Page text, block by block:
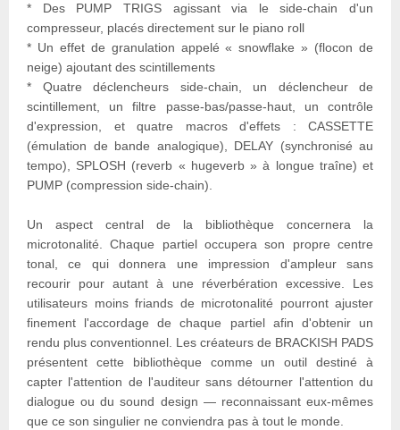
* Des PUMP TRIGS agissant via le side-chain d'un
compresseur, placés directement sur le piano roll
* Un effet de granulation appelé « snowflake » (flocon de
neige) ajoutant des scintillements
* Quatre déclencheurs side-chain, un déclencheur de
scintillement, un filtre passe-bas/passe-haut, un contrôle
d'expression, et quatre macros d'effets : CASSETTE
(émulation de bande analogique), DELAY (synchronisé au
tempo), SPLOSH (reverb « hugeverb » à longue traîne) et
PUMP (compression side-chain).
Un aspect central de la bibliothèque concernera la
microtonalité. Chaque partiel occupera son propre centre
tonal, ce qui donnera une impression d'ampleur sans
recourir pour autant à une réverbération excessive. Les
utilisateurs moins friands de microtonalité pourront ajuster
finement l'accordage de chaque partiel afin d'obtenir un
rendu plus conventionnel. Les créateurs de BRACKISH PADS
présentent cette bibliothèque comme un outil destiné à
capter l'attention de l'auditeur sans détourner l'attention du
dialogue ou du sound design — reconnaissant eux-mêmes
que ce son singulier ne conviendra pas à tout le monde.